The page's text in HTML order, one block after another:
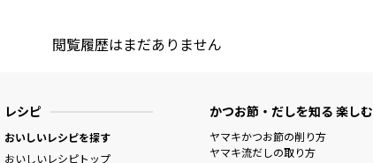
閲覧履歴はまだありません
レシピ
おいしいレシピを探す
おいしいレシピトップ
かつお節・だしを知る 楽しむ
ヤマキかつお節の削り方
ヤマキ流だしの取り方